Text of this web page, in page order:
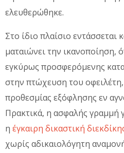
ελευθερώθηκε.
Στο ίδιο πλαίσιο
ματαιώνει την ικανοποίηση,
εγκύρως προσφερόμενης
στην πτώχευση του
προθεσμίας εξόφλησης εν
Πρακτικά, η ασφαλής γραμμή
η έγκαιρη δικαστική
χωρίς αδικαιολόγητη